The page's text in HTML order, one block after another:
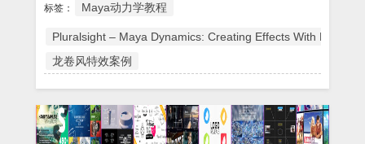
标签： Maya动力学教程
Pluralsight – Maya Dynamics: Creating Effects With Multiple
龙卷风特效案例